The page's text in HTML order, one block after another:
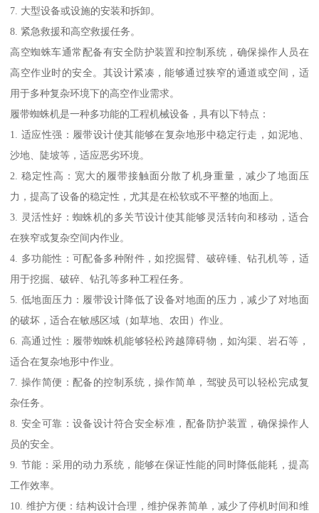
7. 大型设备或设施的安装和拆卸。
8. 紧急救援和高空救援任务。
高空蜘蛛车通常配备有安全防护装置和控制系统，确保操作人员在
高空作业时的安全。其设计紧凑，能够通过狭窄的通道或空间，适
用于多种复杂环境下的高空作业需求。
履带蜘蛛机是一种多功能的工程机械设备，具有以下特点：
1. 适应性强：履带设计使其能够在复杂地形中稳定行走，如泥地、
沙地、陡坡等，适应恶劣环境。
2. 稳定性高：宽大的履带接触面分散了机身重量，减少了地面压
力，提高了设备的稳定性，尤其是在松软或不平整的地面上。
3. 灵活性好：蜘蛛机的多关节设计使其能够灵活转向和移动，适合
在狭窄或复杂空间内作业。
4. 多功能性：可配备多种附件，如挖掘臂、破碎锤、钻孔机等，适
用于挖掘、破碎、钻孔等多种工程任务。
5. 低地面压力：履带设计降低了设备对地面的压力，减少了对地面
的破坏，适合在敏感区域（如草地、农田）作业。
6. 高通过性：履带蜘蛛机能够轻松跨越障碍物，如沟渠、岩石等，
适合在复杂地形中作业。
7. 操作简便：配备的控制系统，操作简单，驾驶员可以轻松完成复
杂任务。
8. 安全可靠：设备设计符合安全标准，配备防护装置，确保操作人
员的安全。
9. 节能：采用的动力系统，能够在保证性能的同时降低能耗，提高
工作效率。
10. 维护方便：结构设计合理，维护保养简单，减少了停机时间和维